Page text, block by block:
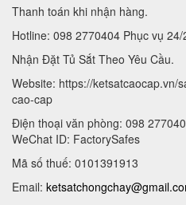
Thanh toán khi nhận hàng.
Hotline: 098 2770404 Phục vụ 24/
Nhận Đặt Tủ Sắt Theo Yêu Cầu.
Website: https://ketsatcaocap.vn/
cao-cap
Điện thoại văn phòng: 098
WeChat ID: FactorySafes
Mã số thuế: 0101391913
Email: